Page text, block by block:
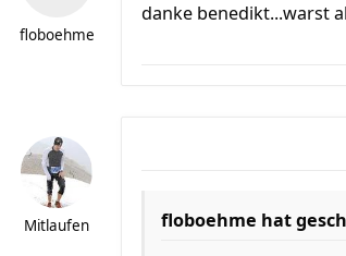
floboehme
danke benedikt...warst
Mitlaufen floboehme hat